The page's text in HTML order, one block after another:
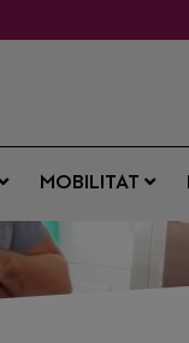
MOBILITAT